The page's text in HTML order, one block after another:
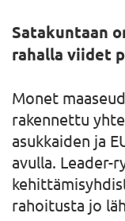
Satakuntaan
rahalla viidet
Monet
rakennettu
asukkaiden ja
avulla. Leader-
rahoitusta jo